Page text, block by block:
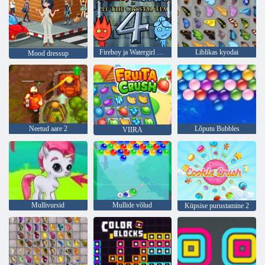
Mood dressup Fireboy ja Watergirl 4: kristalltempel Liblikas kyodai
Neetud aare 2 VIIRA Lõputu Bubbles
Mullivursid Mullide võlud Küpsise purustamine 2